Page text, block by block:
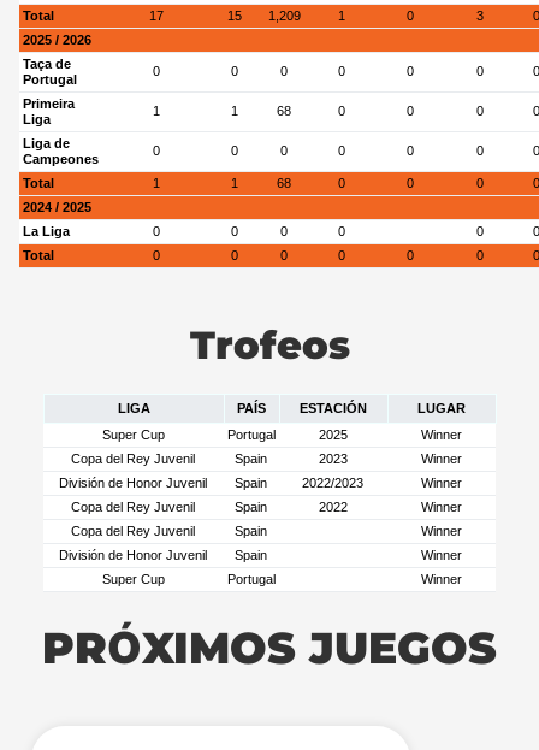
Total 17 15 1,209 1 0 3
0
2025 / 2026
Taça de
Portugal
0 0 0 0 0 0 0
Primeira
Liga
1 1 68 0 0 0 0
Liga de
Campeones
0 0 0 0 0 0 0
Total 1 1 68 0 0 0
0
2024 / 2025
La Liga
0 0 0 0 0
0
Total
0 0 0 0 0 0 0
Trofeos
LIGA PAÍS ESTACIÓN
LUGAR
Super Cup
Portugal 2025
Winner
Copa del Rey Juvenil
Spain 2023
Winner
División de Honor Juvenil
Spain 2022/2023
Winner
Copa del Rey Juvenil
Spain 2022
Winner
Copa del Rey Juvenil
Spain
Winner
División de Honor Juvenil
Spain
Winner
Super Cup
Portugal Winner
PRÓXIMOS JUEGOS